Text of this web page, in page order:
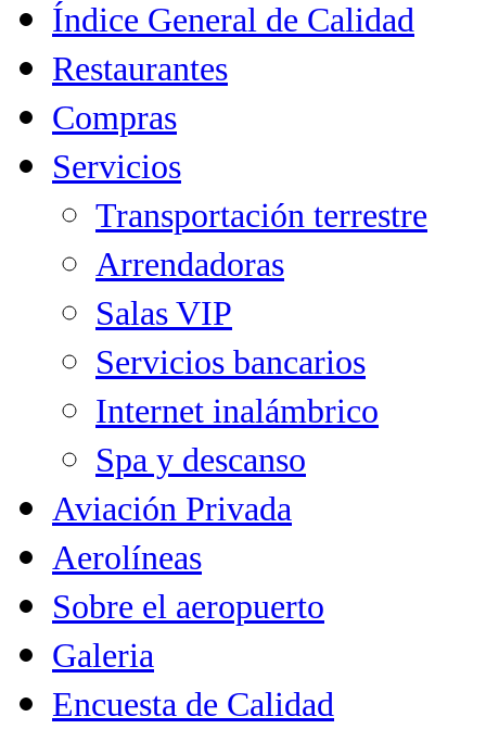
Índice General de Calidad
Restaurantes
Compras
Servicios
Transportación terrestre
Arrendadoras
Salas VIP
Servicios bancarios
Internet inalámbrico
Spa y descanso
Aviación Privada
Aerolíneas
Sobre el aeropuerto
Galeria
Encuesta de Calidad